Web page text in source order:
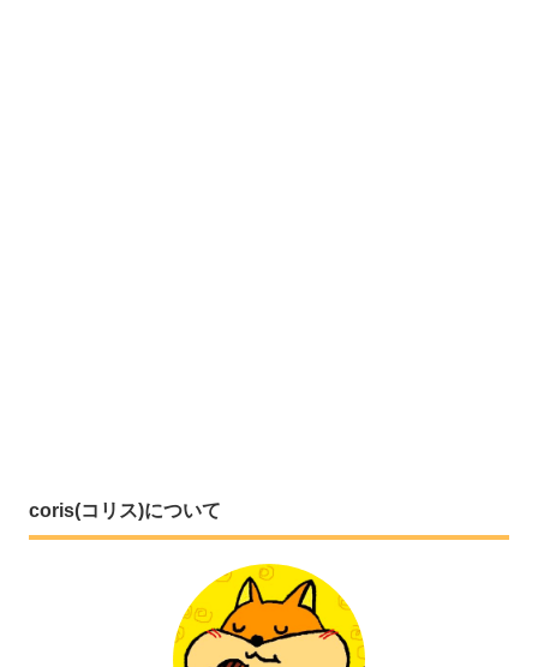
coris(コリス)について